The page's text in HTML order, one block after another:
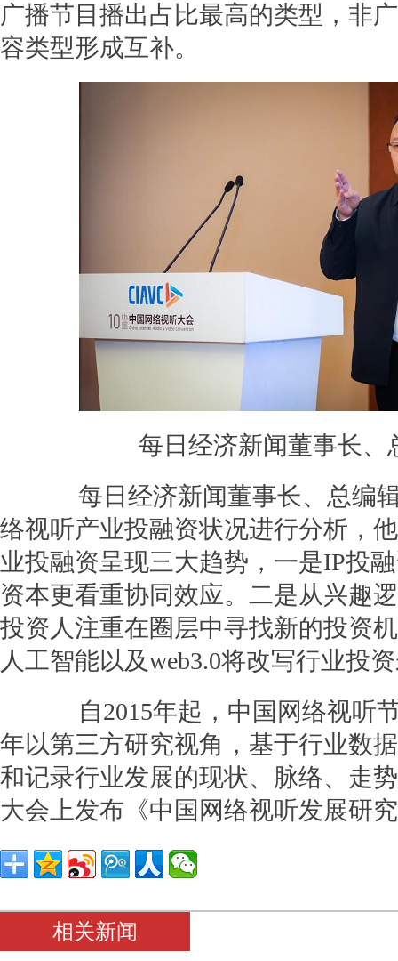
广播节目播出占比最高的类型，非
容类型形成互补。
每日经济新闻董事长、
每日经济新闻董事长、总编辑
络视听产业投融资状况进行分析，
业投融资呈现三大趋势，一是IP投
资本更看重协同效应。二是从兴趣
投资人注重在圈层中寻找新的投资
人工智能以及web3.0将改写行业投
自2015年起，中国网络视听
年以第三方研究视角，基于行业数
和记录行业发展的现状、脉络、走
大会上发布《中国网络视听发展研
相关新闻